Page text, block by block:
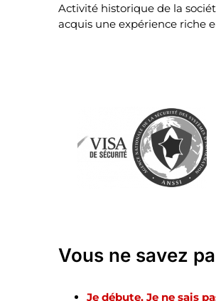
Activité historique de la
acquis une expérience riche
Vous ne savez
Je débute, Je ne sais